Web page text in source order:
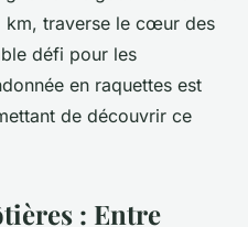
km, traverse le cœur des
défi pour les
en raquettes est
de découvrir ce
: Entre